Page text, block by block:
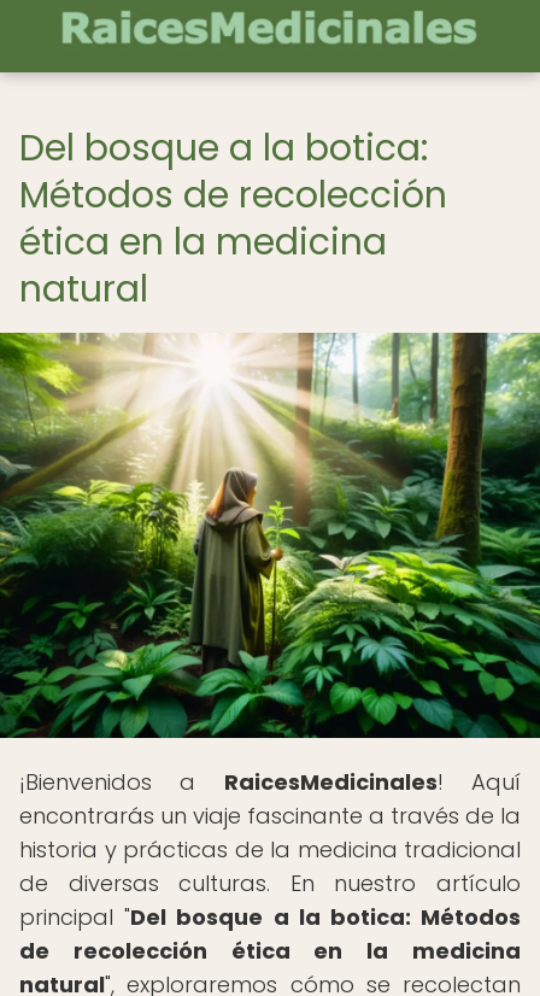
Del bosque a la botica:
Métodos de recolección
ética en la medicina
natural
¡Bienvenidos a RaicesMedicinales! Aquí
encontrarás un viaje fascinante a través de la
historia y prácticas de la medicina tradicional
de diversas culturas. En nuestro artículo
principal "Del bosque a la botica: Métodos
de recolección ética en la medicina
natural", exploraremos cómo se recolectan